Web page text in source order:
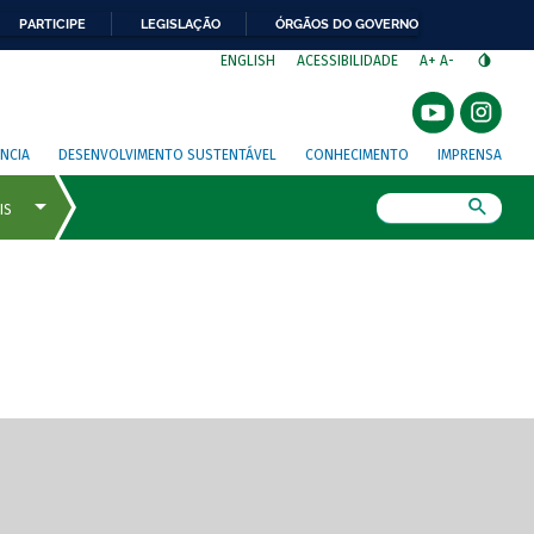
PARTICIPE LEGISLAÇÃO ÓRGÃOS DO GOVERNO
ENGLISH ACESSIBILIDADE A+ A-
DESENVOLVIMENTO SUSTENTÁVEL CONHECIMENTO IMPRENSA
de tela